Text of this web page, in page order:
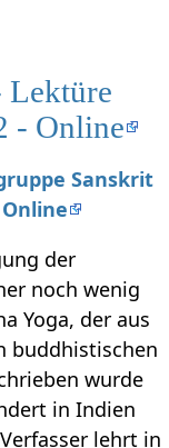
Lektüre
- Online
Sanskrit
der
noch wenig
Yoga, der aus
buddhistischen
wurde
in Indien
lehrt in